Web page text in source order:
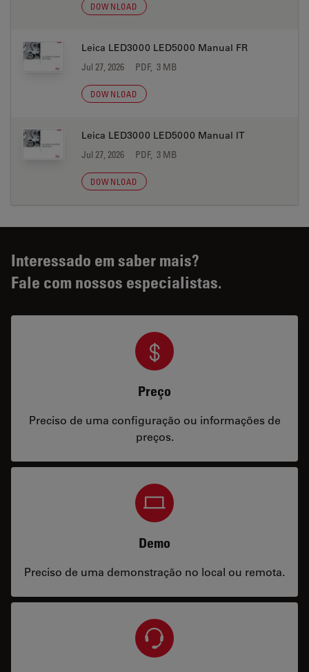
DOWNLOAD
Leica LED3000 LED5000 Manual FR
Jul 27, 2026 PDF, 3 MB
DOWNLOAD
Leica LED3000 LED5000 Manual IT
Jul 27, 2026 PDF, 3 MB
DOWNLOAD
Interessado em saber mais?
Fale com nossos especialistas.
Preço
Preciso de uma configuração ou informações de
preços.
Demo
Preciso de uma demonstração no local ou remota.